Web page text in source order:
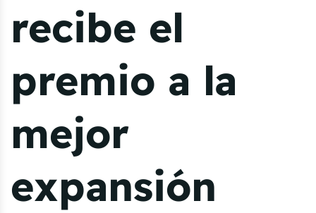
recibe el
premio a la
mejor
expansión